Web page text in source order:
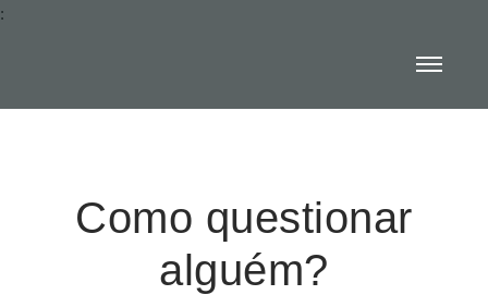
:
Como questionar
alguém?